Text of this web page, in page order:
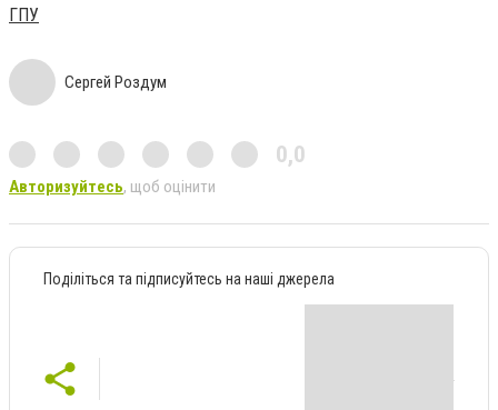
ГПУ
Сергей Роздум
0,0
Авторизуйтесь, щоб оцінити
Поділіться та підписуйтесь на наші джерела